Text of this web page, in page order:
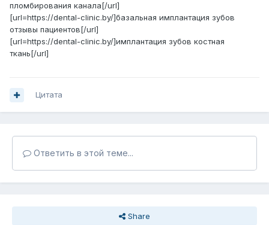
пломбирования канала[/url]
[url=https://dental-clinic.by/]базальная имплантация зубов
отзывы пациентов[/url]
[url=https://dental-clinic.by/]имплантация зубов костная
ткань[/url]
Цитата
Ответить в этой теме...
Share